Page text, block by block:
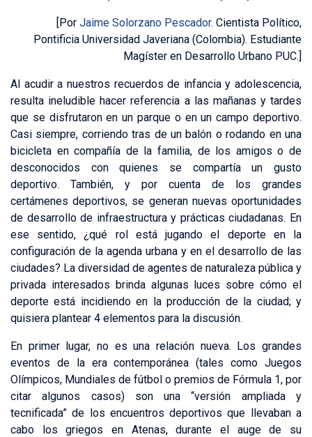
[Por Jaime Solorzano Pescador. Cientista Político,
Pontificia Universidad Javeriana (Colombia). Estudiante
Magíster en Desarrollo Urbano PUC.]
Al acudir a nuestros recuerdos de infancia y adolescencia,
resulta ineludible hacer referencia a las mañanas y tardes
que se disfrutaron en un parque o en un campo deportivo.
Casi siempre, corriendo tras de un balón o rodando en una
bicicleta en compañía de la familia, de los amigos o de
desconocidos con quienes se compartía un gusto
deportivo. También, y por cuenta de los grandes
certámenes deportivos, se generan nuevas oportunidades
de desarrollo de infraestructura y prácticas ciudadanas. En
ese sentido, ¿qué rol está jugando el deporte en la
configuración de la agenda urbana y en el desarrollo de las
ciudades? La diversidad de agentes de naturaleza pública y
privada interesados brinda algunas luces sobre cómo el
deporte está incidiendo en la producción de la ciudad; y
quisiera plantear 4 elementos para la discusión.
En primer lugar, no es una relación nueva. Los grandes
eventos de la era contemporánea (tales como Juegos
Olímpicos, Mundiales de fútbol o premios de Fórmula 1, por
citar algunos casos) son una “versión ampliada y
tecnificada” de los encuentros deportivos que llevaban a
cabo los griegos en Atenas, durante el auge de su